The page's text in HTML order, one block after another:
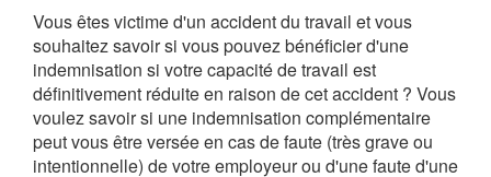
Vous êtes victime d'un accident du travail et vous
souhaitez savoir si vous pouvez bénéficier d'une
indemnisation si votre capacité de travail est
définitivement réduite en raison de cet accident ? Vous
voulez savoir si une indemnisation complémentaire
peut vous être versée en cas de faute (très grave ou
intentionnelle) de votre employeur ou d'une faute d'une